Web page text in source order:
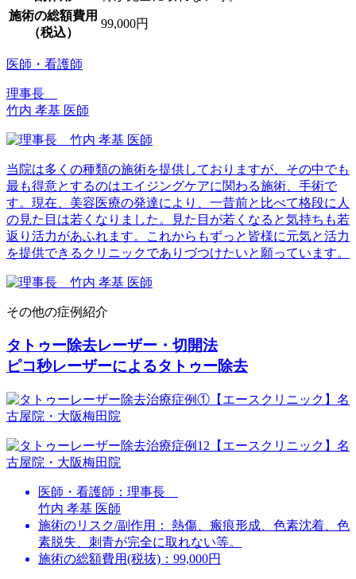
施術の総額費用
（税込）
99,000円
医師・看護師
理事長
竹内 孝基 医師
当院は多くの種類の施術を提供しておりますが、その中でも
最も得意とするのはエイジングケアに関わる施術、手術で
す。現在、美容医療の発達により、一昔前と比べて格段に人
の見た目は若くなりました。見た目が若くなると気持ちも若
返り活力があふれます。これからもずっと皆様に元気と活力
を提供できるクリニックでありづつけたいと願っています。
その他の症例紹介
タトゥー除去レーザー・切開法
ピコ秒レーザーによるタトゥー除去
医師・看護師： 理事長
竹内 孝基 医師
施術のリスク/副作用：
熱傷、瘢痕形成、色素沈着、色
素脱失、刺青が完全に取れない等。
施術の総額費用(税抜)： 99,000円